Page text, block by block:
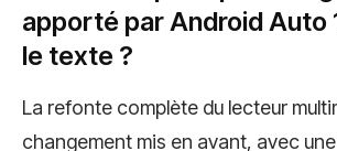
apporté par Android Auto
le texte ?
La refonte complète du lecteur
changement mis en avant, avec